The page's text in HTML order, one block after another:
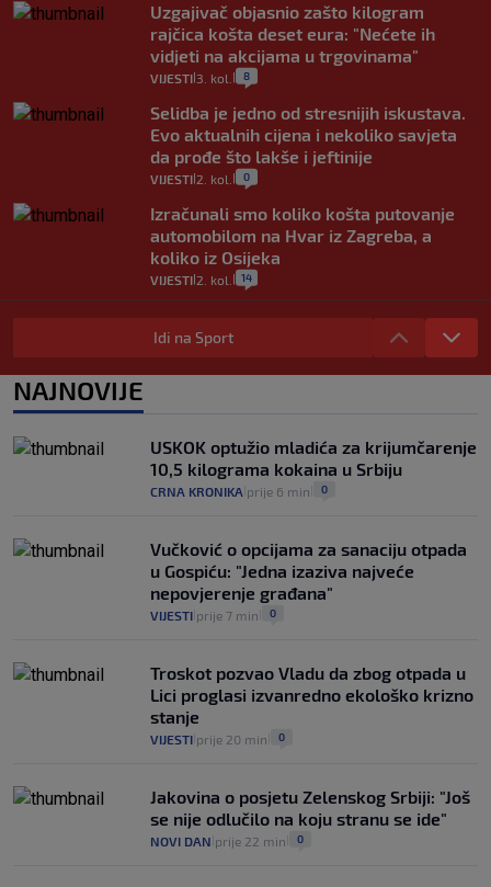
Uzgajivač objasnio zašto kilogram
rajčica košta deset eura: "Nećete ih
vidjeti na akcijama u trgovinama"
VIJESTI 3. kol. 8
Selidba je jedno od stresnijih iskustava.
Evo aktualnih cijena i nekoliko savjeta
da prođe što lakše i jeftinije
VIJESTI 2. kol. 0
Izračunali smo koliko košta putovanje
automobilom na Hvar iz Zagreba, a
koliko iz Osijeka
VIJESTI 2. kol. 14
"Kći je otišla na more, a zaboravila
zdravstvenu iskaznicu". Kakva su prava
pacijenata izvan mjesta prebivališta?
1
Plenković na 15 dana ukine mjere: "Ne bi
se dogodilo ništa. Vlada se zaljubila u te
intervencije"
Idi na Sport
NAJNOVIJE
USKOK optužio mladića za krijumčarenje
10,5 kilograma kokaina u Srbiju
CRNA KRONIKA prije 6 min 0
Vučković o opcijama za sanaciju otpada
u Gospiću: "Jedna izaziva najveće
nepovjerenje građana"
VIJESTI prije 7 min 0
Troskot pozvao Vladu da zbog otpada u
Lici proglasi izvanredno ekološko krizno
stanje
VIJESTI prije 20 min 0
Jakovina o posjetu Zelenskog Srbiji: "Još
se nije odlučilo na koju stranu se ide"
NOVI DAN prije 22 min 0